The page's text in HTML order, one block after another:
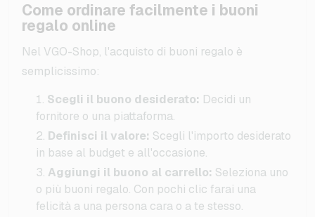
Come ordinare facilmente i buoni
regalo online
Nel VGO-Shop, l'acquisto di buoni regalo è
semplicissimo:
Scegli il buono desiderato: Decidi un
fornitore o una piattaforma.
Definisci il valore: Scegli l'importo desiderato
in base al budget e all'occasione.
Aggiungi il buono al carrello: Seleziona uno
o più buoni regalo. Con pochi clic farai una
felicità a una persona cara o a te stesso.